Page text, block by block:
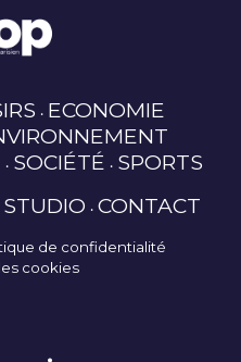
ECONOMIE
SOCIÉTÉ SPORTS
CONTACT
de confidentialité
cookies